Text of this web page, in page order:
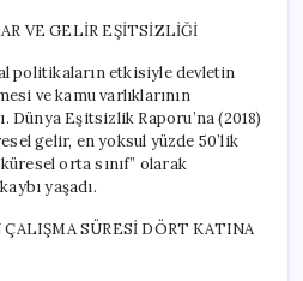
VE GELİR EŞİTSİZLİĞİ
politikaların etkisiyle devletin
ve kamu varlıklarının
Dünya Eşitsizlik Raporu’na (2018)
gelir, en yoksul yüzde 50’lik
orta sınıf” olarak
yaşadı.
SÜRESİ DÖRT KATINA